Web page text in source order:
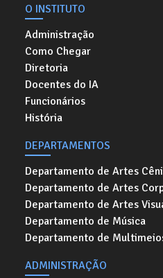
O INSTITUTO
Administração
Como Chegar
Diretoria
Docentes do IA
Funcionários
História
DEPARTAMENTOS
Departamento de Artes
Departamento de Artes
Departamento de Artes
Departamento de Música
Departamento de
ADMINISTRAÇÃO